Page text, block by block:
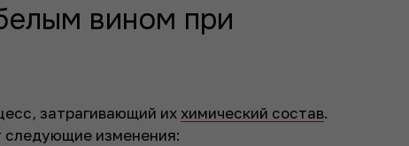
вином при
затрагивающий их химический состав.
следующие изменения: